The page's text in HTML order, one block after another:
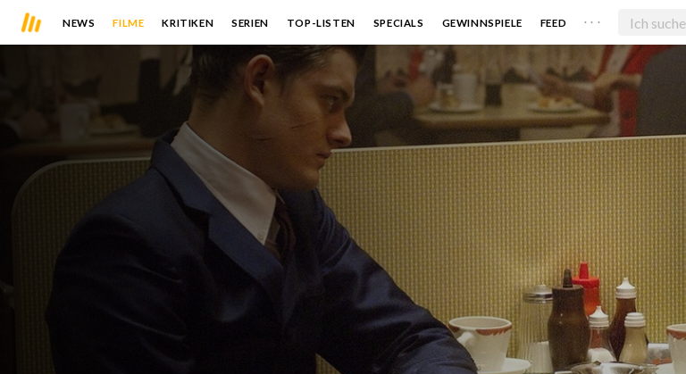
NEWS FILME KRITIKEN SERIEN TOP-LISTEN SPECIALS GEWINNSPIELE FEED . . .